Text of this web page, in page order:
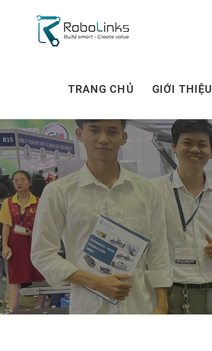
TRANG CHỦ GIỚI THIỆU